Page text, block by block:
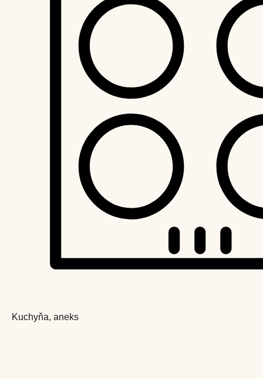
Kuchyňa, aneks